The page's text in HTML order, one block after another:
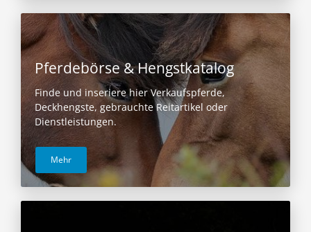
Pferdebörse & Hengstkatalog
Finde und inseriere hier Verkaufspferde,
Deckhengste, gebrauchte Reitartikel oder
Dienstleistungen.
Mehr